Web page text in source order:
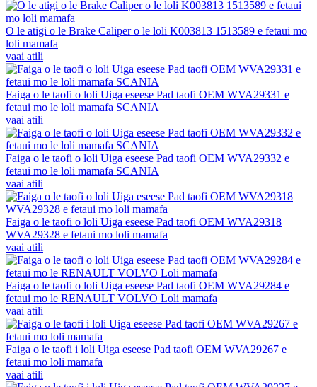
O le atigi o le Brake Caliper o le loli K003813 1513589 e fetaui mo
loli mamafa
vaai atili
Faiga o le taofi o loli Uiga eseese Pad taofi OEM WVA29331 e
fetaui mo le loli mamafa SCANIA
vaai atili
Faiga o le taofi o loli Uiga eseese Pad taofi OEM WVA29332 e
fetaui mo le loli mamafa SCANIA
vaai atili
Faiga o le taofi o loli Uiga eseese Pad taofi OEM WVA29318
WVA29328 e fetaui mo loli mamafa
vaai atili
Faiga o le taofi o loli Uiga eseese Pad taofi OEM WVA29284 e
fetaui mo le RENAULT VOLVO Loli mamafa
vaai atili
Faiga o le taofi i loli Uiga eseese Pad taofi OEM WVA29267 e
fetaui mo loli mamafa
vaai atili